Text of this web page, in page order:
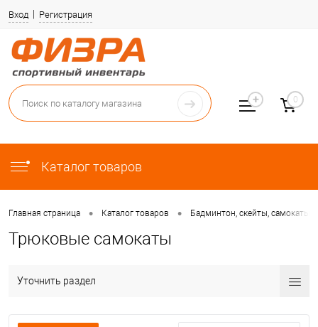
Вход Регистрация
Каталог товаров
0
Главная страница • Каталог товаров • Бадминтон, скейты, самокаты,
Трюковые самокаты
Уточнить раздел